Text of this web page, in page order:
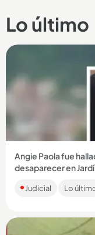
Lo último
Angie Paola fue
desaparecer en
La mujer, de 28
sus familiares el 30
Judicial Lo